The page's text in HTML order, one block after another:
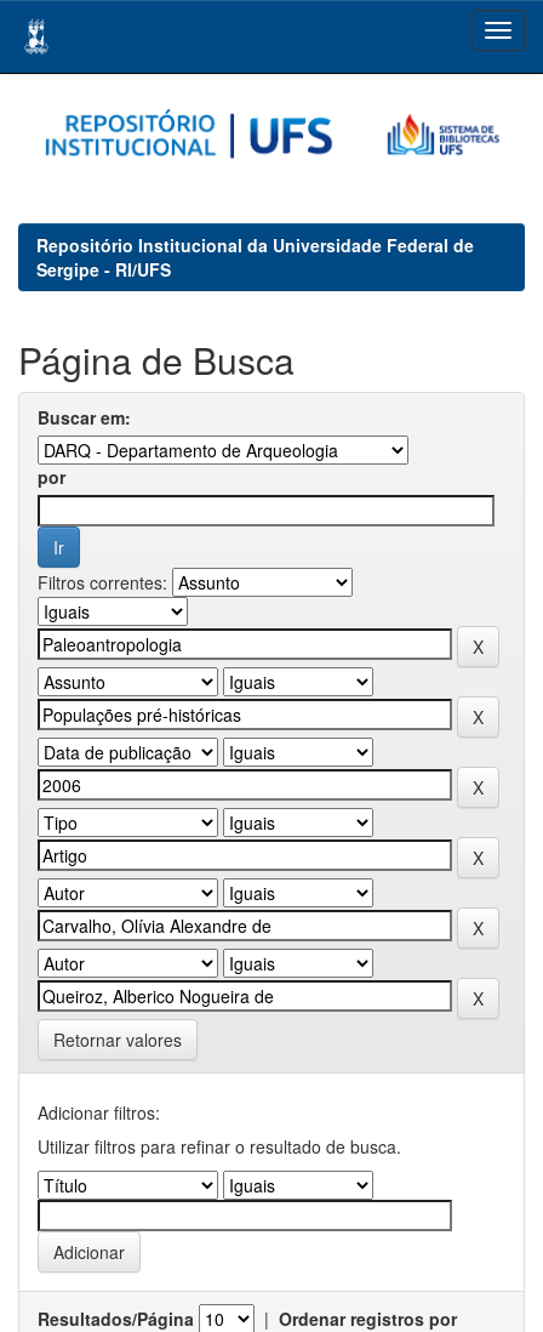
navigation
Repositório Institucional da Universidade Federal de
Sergipe - RI/UFS
Página de Busca
Buscar em:
por
Filtros correntes:
Retornar valores
Adicionar filtros:
Utilizar filtros para refinar o resultado de busca.
Resultados/Página | Ordenar registros por